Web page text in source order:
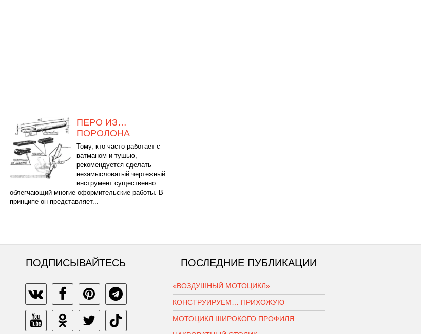
ПЕРО ИЗ…
ПОРОЛОНА
Тому, кто часто работает с
ватманом и тушью,
рекомендуется сделать
незамысловатый чертежный
инструмент существенно
облегчающий многие оформительские работы. В
принципе он представляет...
ПОДПИСЫВАЙТЕСЬ ПОСЛЕДНИЕ ПУБЛИКАЦИИ
«ВОЗДУШНЫЙ МОТОЦИКЛ»
КОНСТРУИРУЕМ… ПРИХОЖУЮ
МОТОЦИКЛ ШИРОКОГО ПРОФИЛЯ